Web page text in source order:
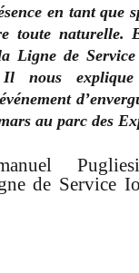
en tant que
toute naturelle.
Ligne de
Il nous
au parc des
de Service